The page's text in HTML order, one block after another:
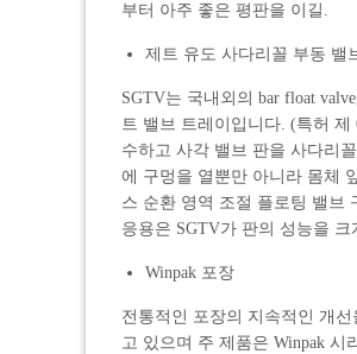
부터 아주 좋은 평판을 이길.
제트 유도 사다리꼴 부동 밸
SGTV는 국내외의 bar float
트 밸브 트레이입니다. (특허
수하고 사각 밸브 판을 사다리
에 구멍을 열뿐만 아니라 몸체
스 순환 영역 조절 플로팅 밸브
응용은 SGTV가 판의 성능을
Winpak 포장
전통적인 포장의 지속적인 개
고 있으며 주 제품은 Winpak